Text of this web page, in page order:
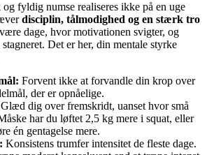
fyldig numse realiseres ikke på en uge
disciplin, tålmodighed og en stærk tro
dage, hvor motivationen svigter, og
Det er her, din mentale styrke
Forvent ikke at forvandle din krop over
der er opnåelige.
Glæd dig over fremskridt, uanset hvor små
har du løftet 2,5 kg mere i squat, eller
én gentagelse mere.
Konsistens trumfer intensitet de fleste dage.